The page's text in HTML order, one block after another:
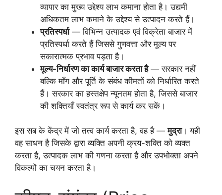
व्यापार का मुख्य उद्देश्य लाभ कमाना होता है। उद्यमी
अधिकतम लाभ कमाने के उद्देश्य से उत्पादन करते हैं।
प्रतिस्पर्धा— विभिन्न उत्पादक एवं विक्रेता बाजार में
प्रतिस्पर्धा करते हैं जिससे गुणवत्ता और मूल्य पर
सकारात्मक प्रभाव पड़ता है।
मूल्य-निर्धारण का कार्य बाजार करता है— सरकार नहीं
बल्कि माँग और पूर्ति के संबंध कीमतों को निर्धारित करते
हैं। सरकार का हस्तक्षेप न्यूनतम होता है, जिससे बाजार
की शक्तियाँ स्वतंत्र रूप से कार्य कर सकें।
इस सब के केंद्र में जो तत्व कार्य करता है, वह है —मुद्रा। यही
वह साधन है जिसके द्वारा व्यक्ति अपनी क्रय-शक्ति को व्यक्त
करता है, उत्पादक लाभ की गणना करता है और उपभोक्ता अपने
विकल्पों का चयन करता है।